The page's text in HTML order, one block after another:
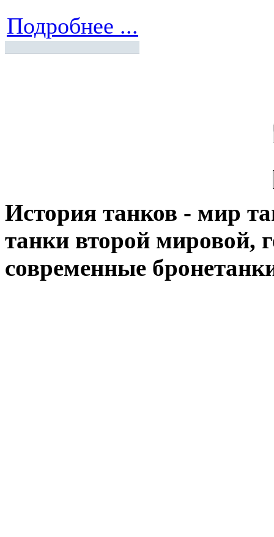
Подробнее ...
История танков - мир
танки второй мировой,
современные